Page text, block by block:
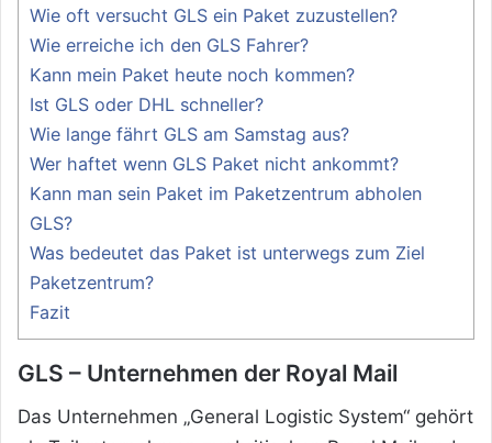
Wie oft versucht GLS ein Paket zuzustellen?
Wie erreiche ich den GLS Fahrer?
Kann mein Paket heute noch kommen?
Ist GLS oder DHL schneller?
Wie lange fährt GLS am Samstag aus?
Wer haftet wenn GLS Paket nicht ankommt?
Kann man sein Paket im Paketzentrum abholen
GLS?
Was bedeutet das Paket ist unterwegs zum Ziel
Paketzentrum?
Fazit
GLS – Unternehmen der Royal Mail
Das Unternehmen „General Logistic System“ gehört